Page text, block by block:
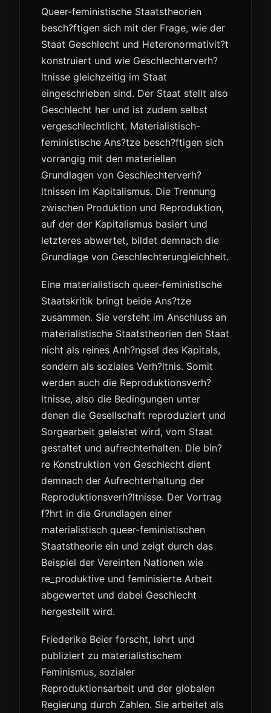
Queer-feministische Staatstheorien
besch?ftigen sich mit der Frage, wie der
Staat Geschlecht und Heteronormativit?t
konstruiert und wie Geschlechterverh?
ltnisse gleichzeitig im Staat
eingeschrieben sind. Der Staat stellt also
Geschlecht her und ist zudem selbst
vergeschlechtlicht. Materialistisch-
feministische Ans?tze besch?ftigen sich
vorrangig mit den materiellen
Grundlagen von Geschlechterverh?
ltnissen im Kapitalismus. Die Trennung
zwischen Produktion und Reproduktion,
auf der der Kapitalismus basiert und
letzteres abwertet, bildet demnach die
Grundlage von Geschlechterungleichheit.
Eine materialistisch queer-feministische
Staatskritik bringt beide Ans?tze
zusammen. Sie versteht im Anschluss an
materialistische Staatstheorien den Staat
nicht als reines Anh?ngsel des Kapitals,
sondern als soziales Verh?ltnis. Somit
werden auch die Reproduktionsverh?
ltnisse, also die Bedingungen unter
denen die Gesellschaft reproduziert und
Sorgearbeit geleistet wird, vom Staat
gestaltet und aufrechterhalten. Die bin?
re Konstruktion von Geschlecht dient
demnach der Aufrechterhaltung der
Reproduktionsverh?ltnisse. Der Vortrag
f?hrt in die Grundlagen einer
materialistisch queer-feministischen
Staatstheorie ein und zeigt durch das
Beispiel der Vereinten Nationen wie
re_produktive und feminisierte Arbeit
abgewertet und dabei Geschlecht
hergestellt wird.
Friederike Beier forscht, lehrt und
publiziert zu materialistischem
Feminismus, sozialer
Reproduktionsarbeit und der globalen
Regierung durch Zahlen. Sie arbeitet als